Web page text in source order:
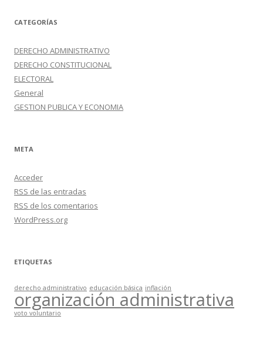
CATEGORÍAS
DERECHO ADMINISTRATIVO
DERECHO CONSTITUCIONAL
ELECTORAL
General
GESTION PUBLICA Y ECONOMIA
META
Acceder
RSS de las entradas
RSS de los comentarios
WordPress.org
ETIQUETAS
derecho administrativo educación básica inflación
organización administrativa
voto voluntario